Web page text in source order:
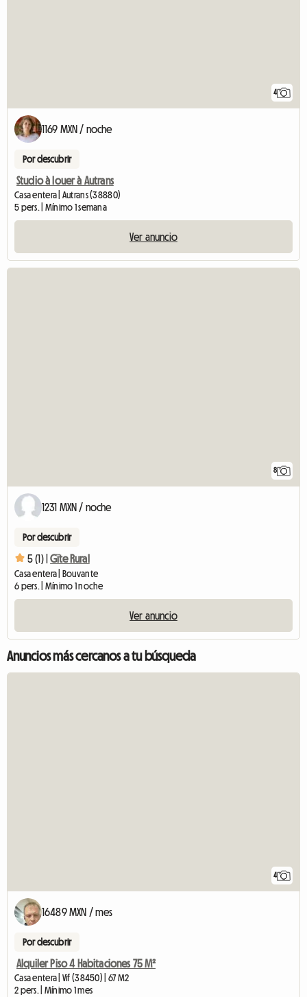
4
1169 MXN / noche
Por descubrir
Studio à louer à Autrans
Casa entera | Autrans (38880)
5 pers. | Mínimo 1 semana
Ver anuncio
8
1231 MXN / noche
Por descubrir
5 (1) | Gïte Rural
Casa entera | Bouvante
6 pers. | Mínimo 1 noche
Ver anuncio
Anuncios más cercanos a tu búsqueda
4
16489 MXN / mes
Por descubrir
Alquiler Piso 4 Habitaciones 75 M²
Casa entera | Vif (38450) | 67 M2
2 pers. | Mínimo 1 mes